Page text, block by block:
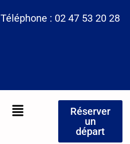
Téléphone : 02 47 53 20 28
Menu
Réserver
un
départ